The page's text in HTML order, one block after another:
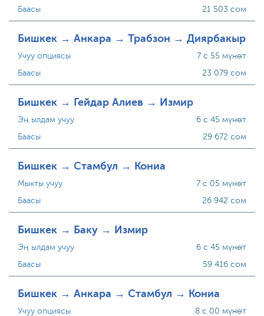
Баасы
21 503 сом
Бишкек → Анкара → Трабзон → Диярбакыр
Учуу опциясы
Баасы
7 с 55 мүнөт
23 079 сом
Бишкек → Гейдар Алиев → Измир
Эң ылдам учуу
Баасы
6 с 45 мүнөт
29 672 сом
Бишкек → Стамбул → Кониа
Мыкты учуу
Баасы
7 с 05 мүнөт
26 942 сом
Бишкек → Баку → Измир
Эң ылдам учуу
Баасы
6 с 45 мүнөт
59 416 сом
Бишкек → Анкара → Стамбул → Кониа
Учуу опциясы
8 с 00 мүнөт